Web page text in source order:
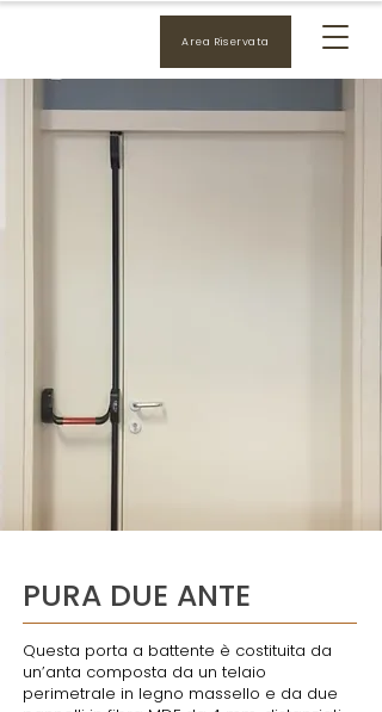
Area Riservata
PURA DUE ANTE
Questa porta a battente è costituita da
un’anta composta da un telaio
perimetrale in legno massello e da due